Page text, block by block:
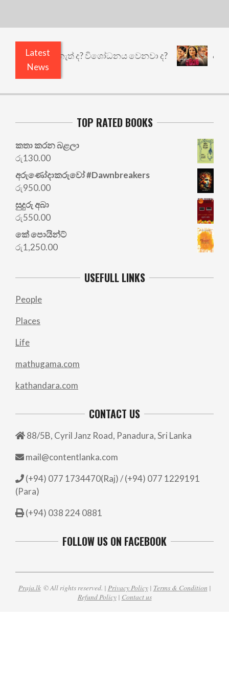
Latest
News
කුඩු නැත් ද? විශෝධනය වෙනවා ද? අභිසාරී:
TOP RATED BOOKS
කතා කරන බළලා
රු130.00
අරු‍ණෝදාකරුවෝ #Dawnbreakers
රු950.00
සුදුරු අබා
රු550.00
කේ පොයින්ට්
රු1,250.00
USEFULL LINKS
People
Places
Life
mathugama.com
kathandara.com
CONTACT US
88/5B, Cyril Janz Road, Panadura, Sri Lanka
mail@contentlanka.com
(+94) 077 1734470(Raj) / (+94) 077 1229191
(Para)
(+94) 038 224 0881
FOLLOW US ON FACEBOOK
Praja.lk© All rights reserved. | Privacy Policy| Terms & Condition |
Refund Policy| Contact us